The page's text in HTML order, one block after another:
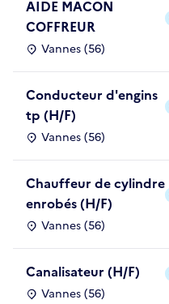
AIDE MACON
COFFREUR
Vannes (56)
Conducteur d'engins
tp (H/F)
Vannes (56)
Chauffeur de cylindre
enrobés (H/F)
Vannes (56)
Canalisateur (H/F)
Vannes (56)